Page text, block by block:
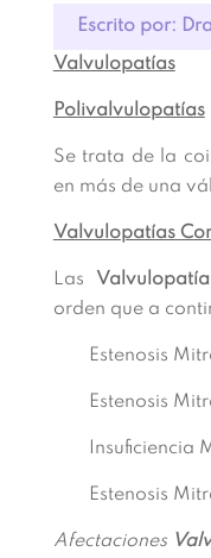
Escrito por:
Valvulopatías
Polivalvulopatías
Se trata de la
en más de una
Valvulopatías
Las Valvulopatía
orden que a
Estenosis
Estenosis
Insuficiencia
Estenosis
Afectaciones